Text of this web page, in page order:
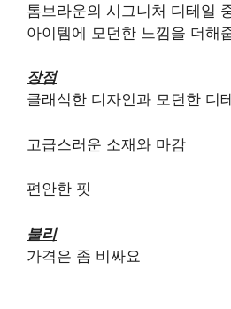
톰브라운의 시그니처 디테일
아이템에 모던한 느낌을 더해
장점
클래식한 디자인과 모던한 디
고급스러운 소재와 마감
편안한 핏
불리
가격은 좀 비싸요